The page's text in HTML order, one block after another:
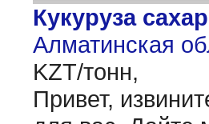
Кукуруза
Алматинская
KZT/тонн,
Привет,